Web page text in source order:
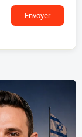
Envoyer